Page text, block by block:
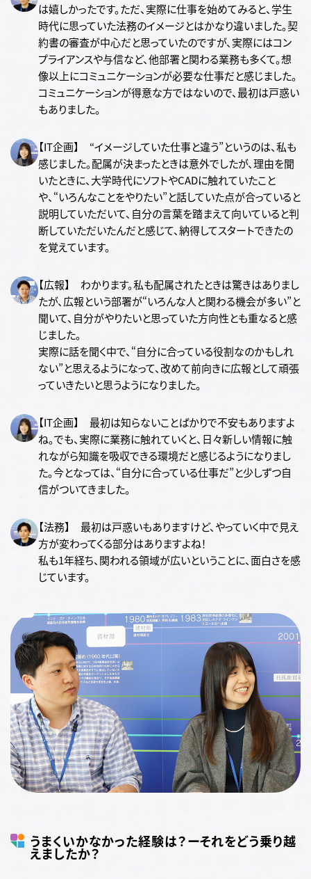
は嬉しかったです。ただ、実際に仕事を始めてみると、学生
時代に思っていた法務のイメージとはかなり違いました。契
約書の審査が中心だと思っていたのですが、実際にはコン
プライアンスや与信など、他部署と関わる業務も多くて。想
像以上にコミュニケーションが必要な仕事だと感じました。
コミュニケーションが得意な方ではないので、最初は戸惑い
もありました。
【IT企画】 “イメージしていた仕事と違う”というのは、私も
感じました。配属が決まったときは意外でしたが、理由を聞
いたときに、大学時代にソフトやCADに触れていたこと
や、“いろんなことをやりたい”と話していた点が合っていると
説明していただいて、自分の言葉を踏まえて向いていると判
断していただいたんだと感じて、納得してスタートできたの
を覚えています。
【広報】 わかります。私も配属されたときは驚きはありまし
たが、広報という部署が“いろんな人と関わる機会が多い”と
聞いて、自分がやりたいと思っていた方向性とも重なると感
じました。
実際に話を聞く中で、“自分に合っている役割なのかもしれ
ない”と思えるようになって、改めて前向きに広報として頑張
っていきたいと思うようになりました。
【IT企画】 最初は知らないことばかりで不安もありますよ
ね。でも、実際に業務に触れていくと、日々新しい情報に触
れながら知識を吸収できる環境だと感じるようになりまし
た。今となっては、“自分に合っている仕事だ”と少しずつ自
信がついてきました。
【法務】 最初は戸惑いもありますけど、やっていく中で見え
方が変わってくる部分はありますよね！
私も1年経ち、関われる領域が広いということに、面白さを感
じています。
うまくいかなかった経験は？ーそれをどう乗り越
えましたか？